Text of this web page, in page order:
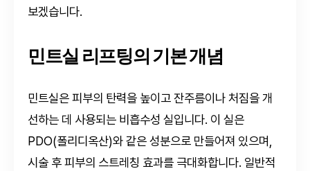
보겠습니다.
민트실 리프팅의 기본 개념
민트실은 피부의 탄력을 높이고 잔주름이나 처짐을 개
선하는 데 사용되는 비흡수성 실입니다. 이 실은
PDO(폴리디옥산)와 같은 성분으로 만들어져 있으며,
시술 후 피부의 스트레칭 효과를 극대화합니다. 일반적